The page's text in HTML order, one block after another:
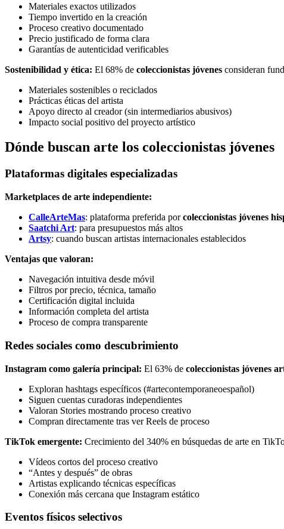
Materiales exactos utilizados
Tiempo invertido en la creación
Proceso creativo documentado
Precio justificado de forma clara
Garantías de autenticidad verificables
Sostenibilidad y ética: El 68% de coleccionistas jóvenes consideran
Materiales sostenibles o reciclados
Prácticas éticas del artista
Apoyo directo al creador (sin intermediarios abusivos)
Impacto social positivo del proyecto artístico
Dónde buscan arte los coleccionistas jóvenes
Plataformas digitales especializadas
Marketplaces de arte independiente:
CalleArteMas: plataforma preferida porcoleccionistas jóvenes
Saatchi Art: para presupuestos más altos
Artsy: cuando buscan artistas internacionales establecidos
Ventajas que valoran:
Navegación intuitiva desde móvil
Filtros por precio, técnica, tamaño
Certificación digital incluida
Información completa del artista
Proceso de compra transparente
Redes sociales como descubrimiento
Instagram como galería principal: El 63% de coleccionistas jóvenes
Exploran hashtags específicos (#artecontemporaneoespañol)
Siguen cuentas curadoras independientes
Valoran Stories mostrando proceso creativo
Compran directamente tras ver Reels de proceso
TikTok emergente: Crecimiento del 340% en búsquedas de arte en
Vídeos cortos del proceso creativo
“Antes y después” de obras
Artistas explicando técnicas específicas
Conexión más cercana que Instagram estático
Eventos físicos selectivos